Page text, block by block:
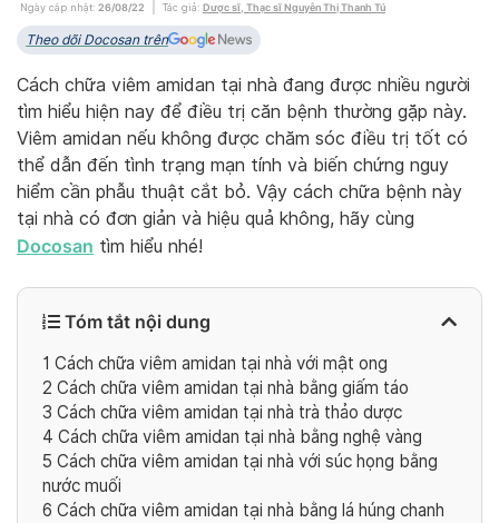
Ngày cập nhật: 26/08/22 Tác giả: Dược sĩ, Thạc sĩ Nguyễn Thị Thanh Tú
Theo dõi Docosan trên
Cách chữa viêm amidan tại nhà đang được nhiều người
tìm hiểu hiện nay để điều trị căn bệnh thường gặp này.
Viêm amidan nếu không được chăm sóc điều trị tốt có
thể dẫn đến tình trạng mạn tính và biến chứng nguy
hiểm cần phẫu thuật cắt bỏ. Vậy cách chữa bệnh này
tại nhà có đơn giản và hiệu quả không, hãy cùng
Docosan tìm hiểu nhé!
Tóm tắt nội dung
1 Cách chữa viêm amidan tại nhà với mật ong
2 Cách chữa viêm amidan tại nhà bằng giấm táo
3 Cách chữa viêm amidan tại nhà trà thảo dược
4 Cách chữa viêm amidan tại nhà bằng nghệ vàng
5 Cách chữa viêm amidan tại nhà với súc họng bằng
nước muối
6 Cách chữa viêm amidan tại nhà bằng lá húng chanh